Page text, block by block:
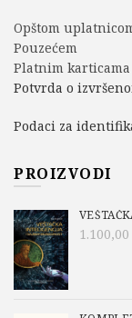
Opštom
Pouzećem
Platnim karticama
Potvrda o
Podaci za
PROIZVODI
1.100,00